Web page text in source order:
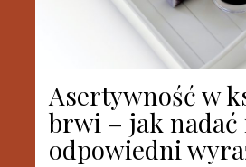
Asertywność w
brwi – jak nadać
odpowiedni